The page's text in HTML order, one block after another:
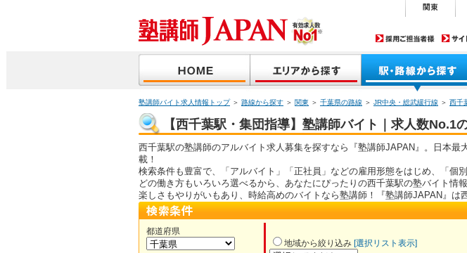
塾講師バイト求人情報トップ＞ 路線から探す ＞ 関東 ＞ 千葉県の路線 ＞ JR中央・総武緩行線 ＞ 西千
【西千葉駅・集団指導】塾講師バイト｜求人数No.1
西千葉駅の塾講師のアルバイト求人募集を探すなら『塾講師JAPAN』。日本
載！
検索条件も豊富で、「アルバイト」「正社員」などの雇用形態をはじめ、「
どの働き方もいろいろ選べるから、あなたにぴったりの西千葉駅の塾バイト情
楽しさもやりがいもあり、時給高めのバイトなら塾講師！『塾講師JAPAN』は
都道府県
地域から絞り込み [選択リスト表示]